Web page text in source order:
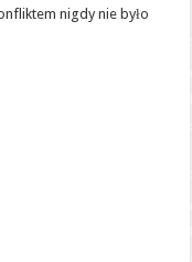
nigdy nie było